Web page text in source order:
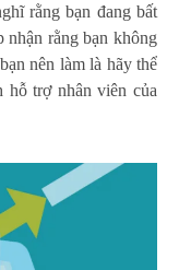
rằng bạn đang bất
nhận rằng bạn không
nên làm là hãy thể
hỗ trợ nhân viên của